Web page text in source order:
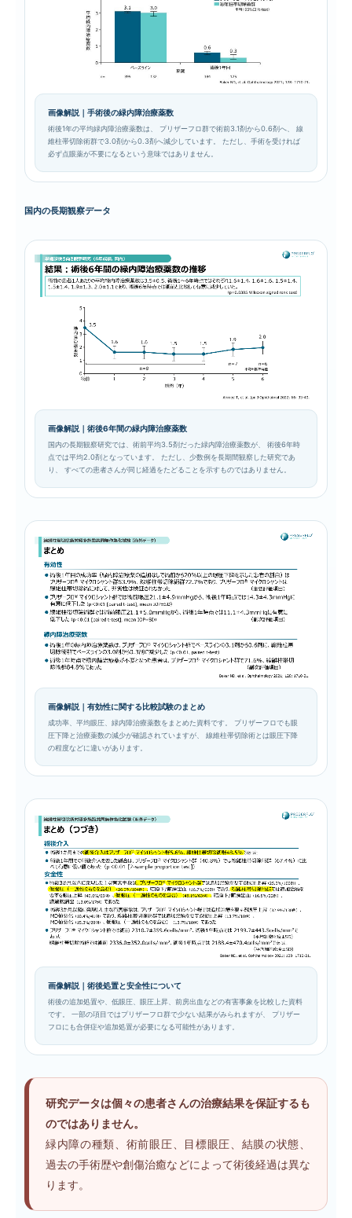
画像解説｜手術後の緑内障治療薬数
術後1年の平均緑内障治療薬数は、 プリザーフロ群で術前3.1剤から0.6剤へ、 線
維柱帯切除術群で3.0剤から0.3剤へ減少しています。 ただし、手術を受ければ
必ず点眼薬が不要になるという意味ではありません。
国内の長期観察データ
画像解説｜術後6年間の緑内障治療薬数
国内の長期観察研究では、術前平均3.5剤だった緑内障治療薬数が、 術後6年時
点では平均2.0剤となっています。 ただし、少数例を長期間観察した研究であ
り、 すべての患者さんが同じ経過をたどることを示すものではありません。
画像解説｜有効性に関する比較試験のまとめ
成功率、平均眼圧、緑内障治療薬数をまとめた資料です。 プリザーフロでも眼
圧下降と治療薬数の減少が確認されていますが、 線維柱帯切除術とは眼圧下降
の程度などに違いがあります。
画像解説｜術後処置と安全性について
術後の追加処置や、低眼圧、眼圧上昇、前房出血などの有害事象を比較した資料
です。 一部の項目ではプリザーフロ群で少ない結果がみられますが、 プリザー
フロにも合併症や追加処置が必要になる可能性があります。
研究データは個々の患者さんの治療結果を保証するも
のではありません。
緑内障の種類、術前眼圧、目標眼圧、結膜の状態、
過去の手術歴や創傷治癒などによって術後経過は異な
ります。